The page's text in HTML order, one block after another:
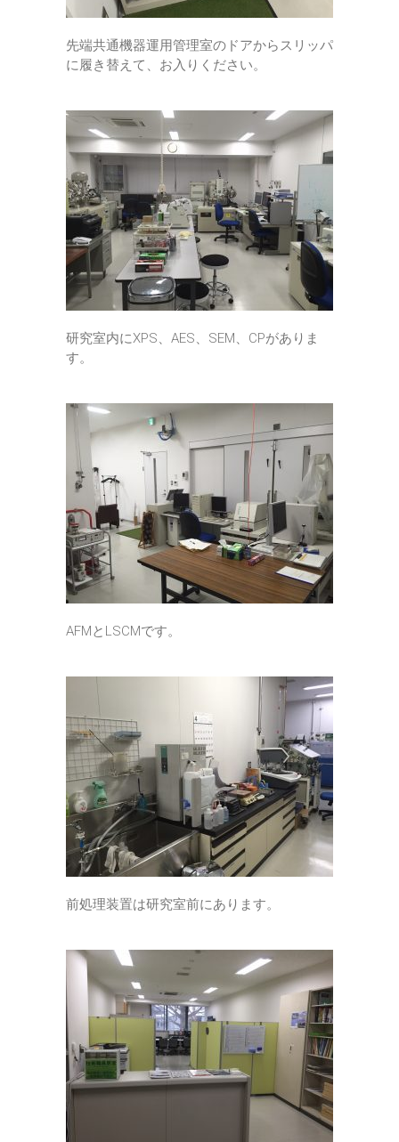
先端共通機器運用管理室のドアからスリッパ
に履き替えて、お入りください。
研究室内にXPS、AES、SEM、CPがありま
す。
AFMとLSCMです。
前処理装置は研究室前にあります。